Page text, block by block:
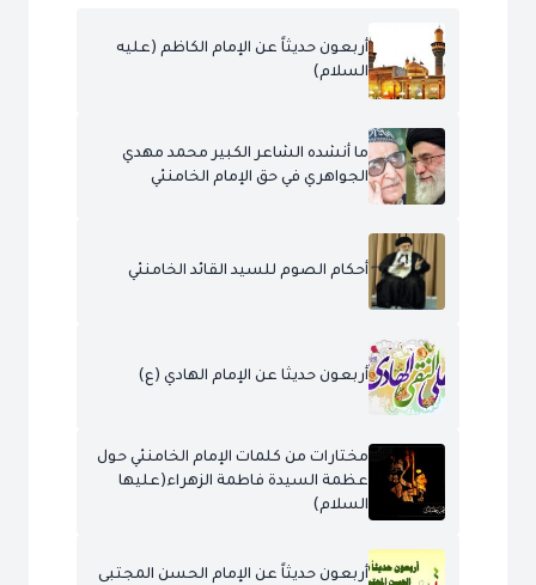
أربعون حديثاً عن الإمام الكاظم (عليه
السلام)
ما أنشده الشاعر الكبير محمد مهدي
الجواهري في حق الإمام الخامنئي
أحكام الصوم للسيد القائد الخامنئي
أربعون حديثا عن الإمام الهادي (ع)
مختارات من كلمات الإمام الخامنئي حول
عظمة السيدة فاطمة الزهراء(عليها
السلام)
أربعون حديثاً عن الإمام الحسن المجتبى